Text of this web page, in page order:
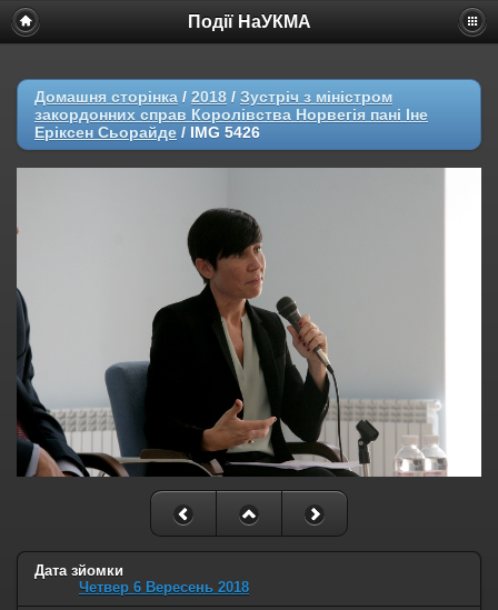
Події НаУКМА
Домашня сторінка / 2018 / Зустріч з міністром
закордонних справ Королівства Норвегія пані Іне
Еріксен Сьорайде / IMG 5426
Дата зйомки
Четвер 6 Вересень 2018